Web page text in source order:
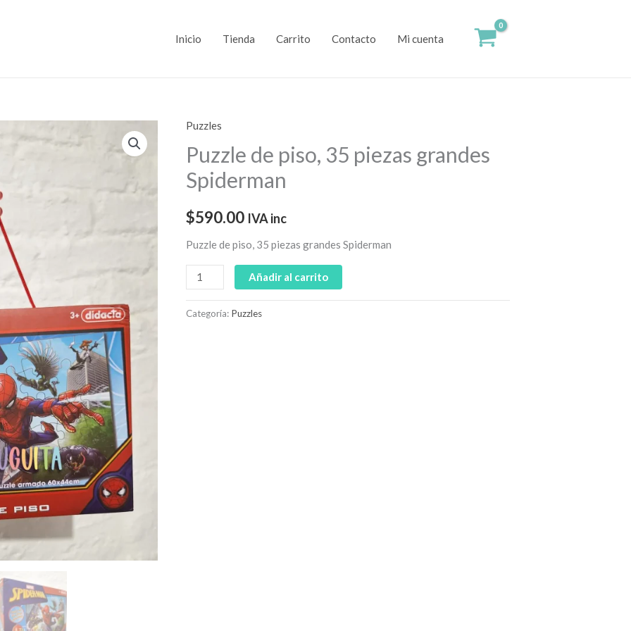
Inicio Tienda Carrito Contacto Mi cuenta
Puzzles
Puzzle de piso, 35 piezas grandes
Spiderman
$590.00 IVA inc
Puzzle de piso, 35 piezas grandes Spiderman
Puzzle
de
piso,
35
grandes
Spiderman
cantidad
Añadir al carrito
Categoría: Puzzles